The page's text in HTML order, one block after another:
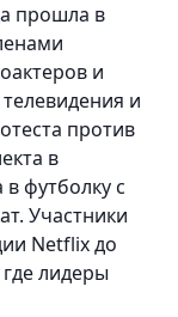
прошла в
и
и
против
в
футболку с
Участники
Netflix до
лидеры